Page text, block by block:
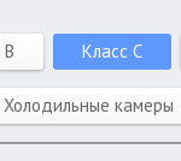
Класс C
Холодильные камеры